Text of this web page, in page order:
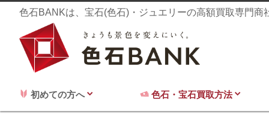
色石BANKは、宝石(色石)・ジュエリーの高額買取専門
初めての方へ 色石・宝石買取方法